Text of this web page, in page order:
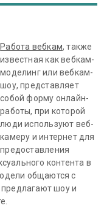
Работа вебкам, также
известная как вебкам-
моделинг или вебкам-
шоу, представляет
собой форму онлайн-
работы, при которой
люди используют веб-
камеру и интернет для
предоставления
контента в
общаются с
шоу и